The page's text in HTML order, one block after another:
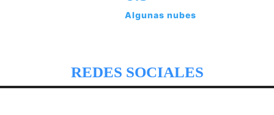
Algunas nubes
REDES SOCIALES